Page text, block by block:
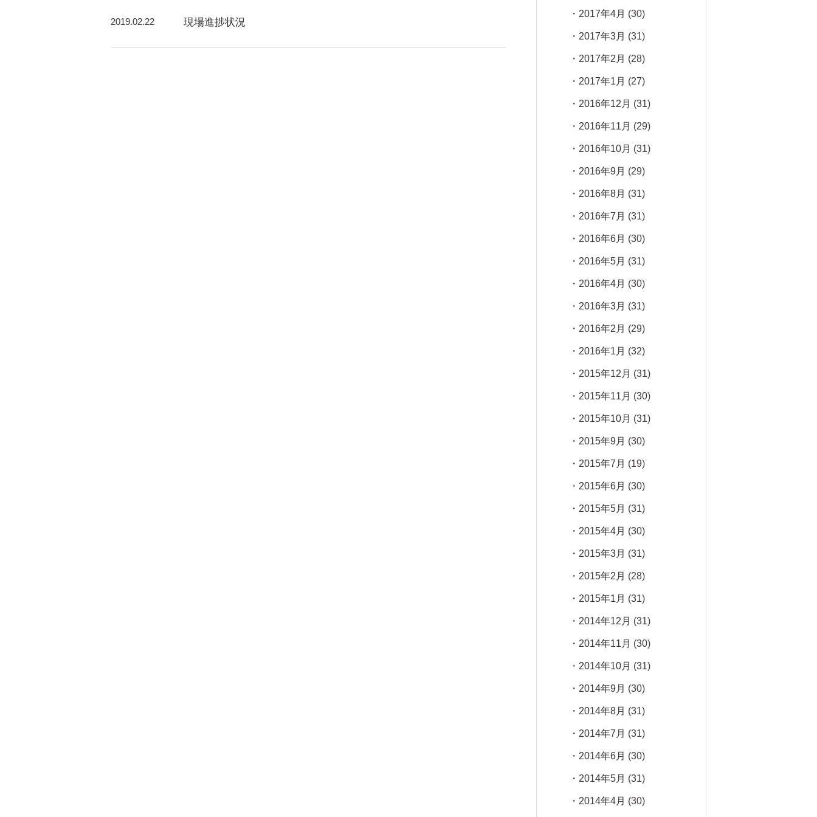
2019.02.22 現場進捗状況
2017年4月 (30)
2017年3月 (31)
2017年2月 (28)
2017年1月 (27)
2016年12月 (31)
2016年11月 (29)
2016年10月 (31)
2016年9月 (29)
2016年8月 (31)
2016年7月 (31)
2016年6月 (30)
2016年5月 (31)
2016年4月 (30)
2016年3月 (31)
2016年2月 (29)
2016年1月 (32)
2015年12月 (31)
2015年11月 (30)
2015年10月 (31)
2015年9月 (30)
2015年7月 (19)
2015年6月 (30)
2015年5月 (31)
2015年4月 (30)
2015年3月 (31)
2015年2月 (28)
2015年1月 (31)
2014年12月 (31)
2014年11月 (30)
2014年10月 (31)
2014年9月 (30)
2014年8月 (31)
2014年7月 (31)
2014年6月 (30)
2014年5月 (31)
2014年4月 (30)